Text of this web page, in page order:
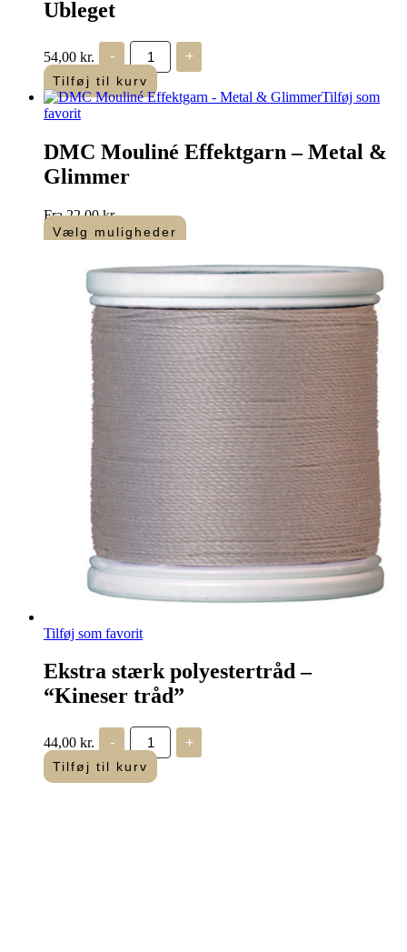
Ubleget
54,00 kr. -
Bockens
hørtråd
-
broderitråd
-
antal
+
Tilføj til kurv
Tilføj som
favorit
DMC Mouliné Effektgarn – Metal &
Glimmer
Fra22,00kr.
Vælg muligheder
varianter.
Mulighederne
varesiden
Tilføj som favorit
Ekstra stærk polyestertråd –
“Kineser tråd”
44,00 kr. -
Ekstra
stærk
polyestertråd
-
+
Tilføj til kurv